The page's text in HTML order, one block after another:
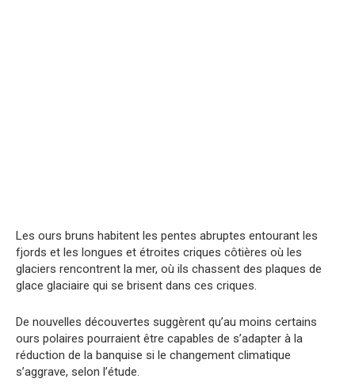
Les ours bruns habitent les pentes abruptes entourant les
fjords et les longues et étroites criques côtières où les
glaciers rencontrent la mer, où ils chassent des plaques de
glace glaciaire qui se brisent dans ces criques.
De nouvelles découvertes suggèrent qu’au moins certains
ours polaires pourraient être capables de s’adapter à la
réduction de la banquise si le changement climatique
s’aggrave, selon l’étude.